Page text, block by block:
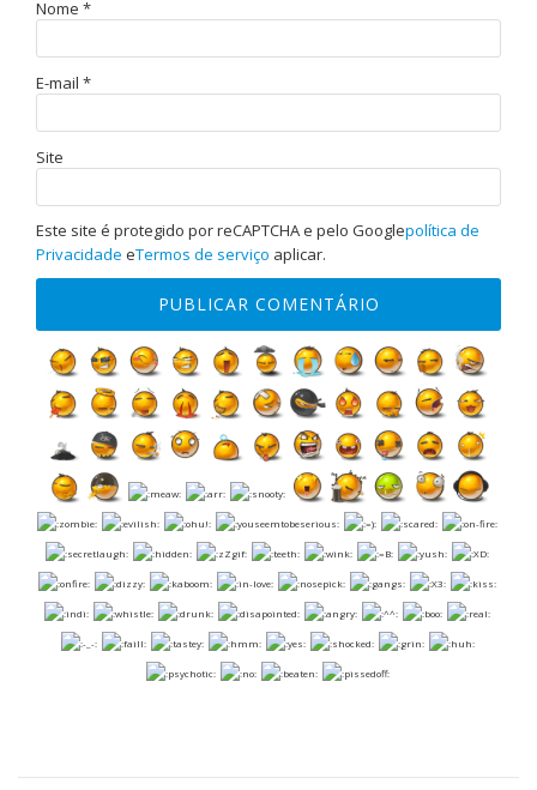
Nome *
E-mail *
Site
Este site é protegido por reCAPTCHA e pelo Googlepolítica de
Privacidade eTermos de serviço aplicar.